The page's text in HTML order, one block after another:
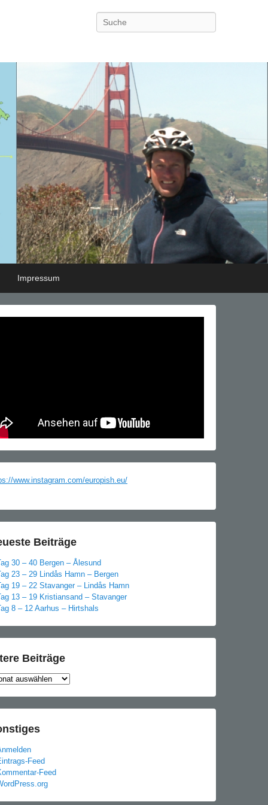
Search
Impressum
www.instagram.com/europish.eu/
Beiträge
30 – 40 Bergen – Ålesund
23 – 29 Lindås Hamn – Bergen
19 – 22 Stavanger – Lindås Hamn
13 – 19 Kristiansand – Stavanger
8 – 12 Aarhus – Hirtshals
Beiträge
Feed
Feed